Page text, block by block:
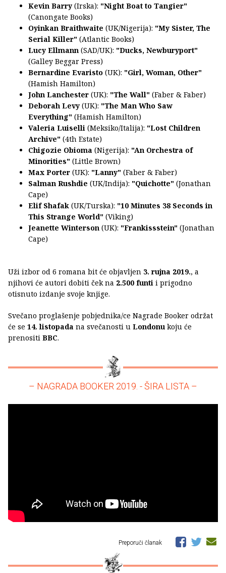
Kevin Barry(Irska): "Night Boat to Tangier"
(Canongate Books)
Oyinkan Braithwaite (UK/Nigerija): "My Sister, The
Serial Killer" (Atlantic Books)
Lucy Ellmann (SAD/UK): "Ducks, Newburyport"
(Galley Beggar Press)
Bernardine Evaristo (UK): "Girl, Woman, Other"
(Hamish Hamilton)
John Lanchester (UK): "The Wall" (Faber & Faber)
Deborah Levy(UK): "The Man Who Saw
Everything" (Hamish Hamilton)
Valeria Luiselli (Meksiko/Italija): "Lost Children
Archive" (4th Estate)
Chigozie Obioma (Nigerija): "An Orchestra of
Minorities" (Little Brown)
Max Porter (UK): "Lanny" (Faber & Faber)
Salman Rushdie (UK/Indija): "Quichotte" (Jonathan
Cape)
Elif Shafak (UK/Turska): "10 Minutes 38 Seconds in
This Strange World" (Viking)
Jeanette Winterson (UK): "Frankissstein" (Jonathan
Cape)
Uži izbor od 6 romana bit će objavljen 3. rujna 2019., a
njihovi će autori dobiti ček na 2.500 funti i prigodno
otisnuto izdanje svoje knjige.
Svečano proglašenje pobjednika/ce Nagrade Booker održat
će se 14. listopada na svečanosti u Londonu koju će
prenositi BBC.
– NAGRADA BOOKER 2019. - ŠIRA LISTA –
Preporuči članak